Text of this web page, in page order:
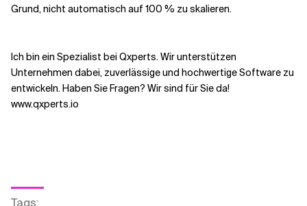
Grund, nicht automatisch auf 100 % zu skalieren.
Ich bin ein Spezialist bei Qxperts. Wir unterstützen
Unternehmen dabei, zuverlässige und hochwertige Software zu
entwickeln. Haben Sie Fragen? Wir sind für Sie da!
www.qxperts.io
Tags: